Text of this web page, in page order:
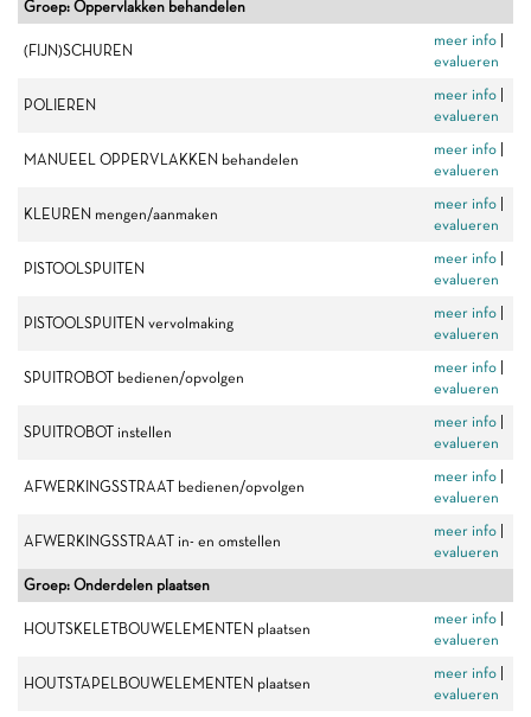
Groep: Oppervlakken behandelen
(FIJN)SCHUREN
meer info
evalueren
POLIEREN
meer info
evalueren
MANUEEL OPPERVLAKKEN behandelen
meer info
evalueren
KLEUREN mengen/aanmaken
meer info
evalueren
PISTOOLSPUITEN
meer info
evalueren
PISTOOLSPUITEN vervolmaking
meer info
evalueren
SPUITROBOT bedienen/opvolgen
meer info
evalueren
SPUITROBOT instellen
meer info
evalueren
AFWERKINGSSTRAAT bedienen/opvolgen
meer info
evalueren
AFWERKINGSSTRAAT in- en omstellen
meer info
evalueren
Groep: Onderdelen plaatsen
HOUTSKELETBOUWELEMENTEN plaatsen
meer info
evalueren
HOUTSTAPELBOUWELEMENTEN plaatsen
meer info
evalueren